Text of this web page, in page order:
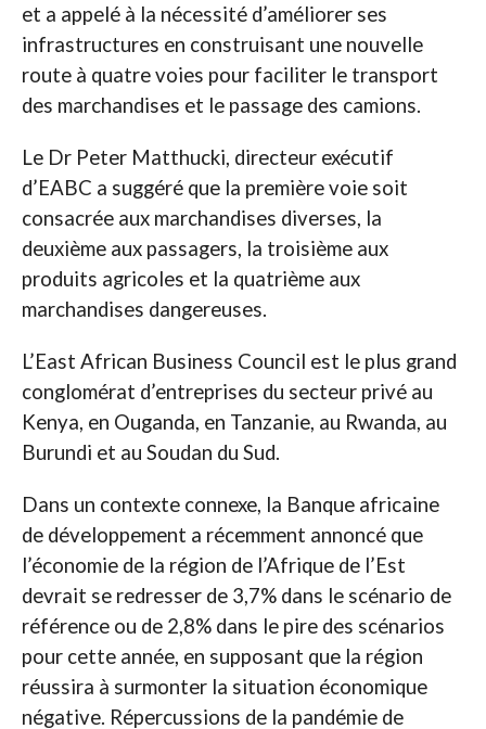
et a appelé à la nécessité d’améliorer ses
infrastructures en construisant une nouvelle
route à quatre voies pour faciliter le transport
des marchandises et le passage des camions.
Le Dr Peter Matthucki, directeur exécutif
d’EABC a suggéré que la première voie soit
consacrée aux marchandises diverses, la
deuxième aux passagers, la troisième aux
produits agricoles et la quatrième aux
marchandises dangereuses.
L’East African Business Council est le plus grand
conglomérat d’entreprises du secteur privé au
Kenya, en Ouganda, en Tanzanie, au Rwanda, au
Burundi et au Soudan du Sud.
Dans un contexte connexe, la Banque africaine
de développement a récemment annoncé que
l’économie de la région de l’Afrique de l’Est
devrait se redresser de 3,7% dans le scénario de
référence ou de 2,8% dans le pire des scénarios
pour cette année, en supposant que la région
réussira à surmonter la situation économique
négative. Répercussions de la pandémie de